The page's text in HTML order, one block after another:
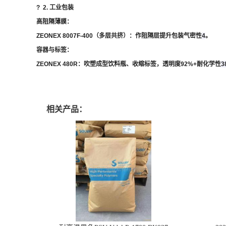
? 2. 工业包装
高阻隔薄膜：
ZEONEX 8007F-400 （多层共挤）：作阻隔层提升包装气密性4。
容器与标签：
ZEONEX 480R：吹塑成型饮料瓶、收缩标签，透明度92%+耐化学性3
相关产品：